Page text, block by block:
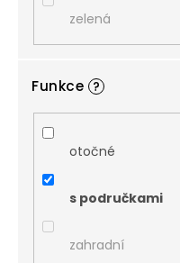
zelená
Funkce ?
otočné
s područkami
zahradní